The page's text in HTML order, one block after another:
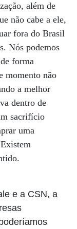
além de
não cabe a ele,
fora do Brasil
Nós podemos
forma
momento não
a melhor
dentro de
sacrifício
uma
e a CSN, a